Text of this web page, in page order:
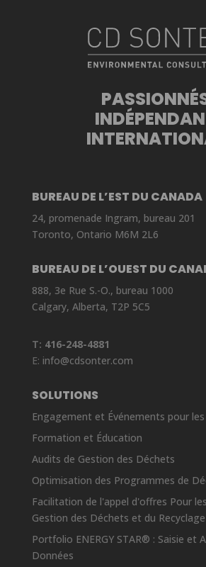
BUREAU DE L’EST DU CANADA
24, promenade Ingram, bureau 201
Toronto, Ontario M6M 2L6
BUREAU DE L’OUEST DU
888, 3e Rue S.-O., bureau 1000
Calgary, Alberta, T2P 5C5
T: 416-248-4881
E: info@cdsonter.com
SOLUTIONS
Engagement et Événements pour
Formation et Éducation
Audits de Gestion des Déchets
Optimisation des Programmes de
Facilitation de l'appel d'offres Pour
Gestion des Déchets et du Recyclage
Portfolio ENERGY STAR® : Saisie et
Données